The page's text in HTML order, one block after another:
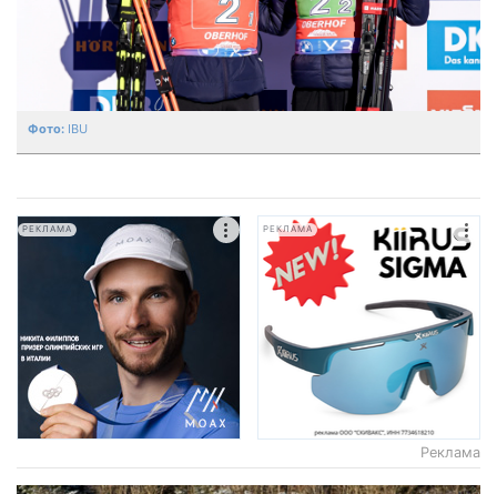
IBU
РЕКЛАМА РЕКЛАМА
Реклама